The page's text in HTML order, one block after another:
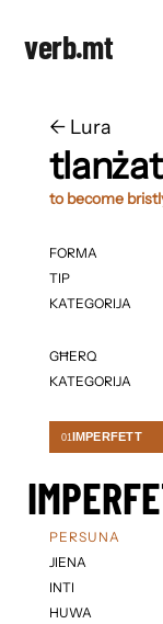
verb.mt
← ​​Lura
tlanżat
to become
FORMA
TIP
KATEGORIJA
GĦERQ
KATEGORIJA
01IMPERFETT
PERSUNA
JIENA
INTI
HUWA